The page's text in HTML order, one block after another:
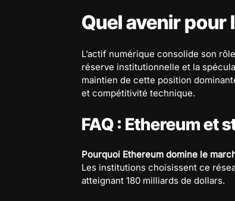
Quel avenir pour
L’actif numérique consolide son
réserve institutionnelle et la
maintien de cette position
et compétitivité technique.
FAQ : Ethereum et
Pourquoi Ethereum domine le
Les institutions choisissent ce
atteignant 180 milliards de dollars.